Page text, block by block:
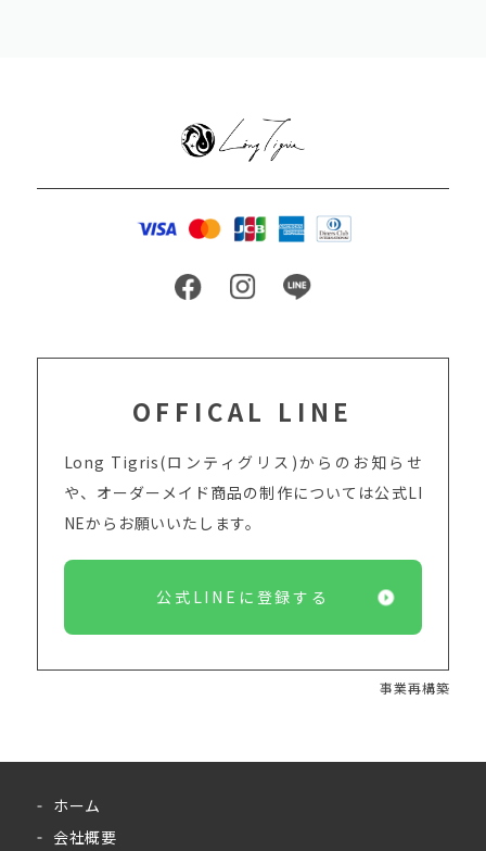
OFFICAL LINE
Long Tigris(ロンティグリス)からのお知らせ
や、オーダーメイド商品の制作については公式LI
NEからお願いいたします。
公式LINEに登録する
事業再構築
ホーム
会社概要